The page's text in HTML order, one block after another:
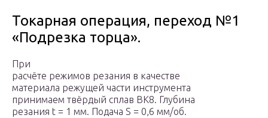
Токарная операция, переход №1
«Подрезка торца».
При
расчёте режимов резания в качестве
материала режущей части инструмента
принимаем твёрдый сплав ВК8. Глубина
резания t = 1 мм. Подача S = 0,6 мм/об.